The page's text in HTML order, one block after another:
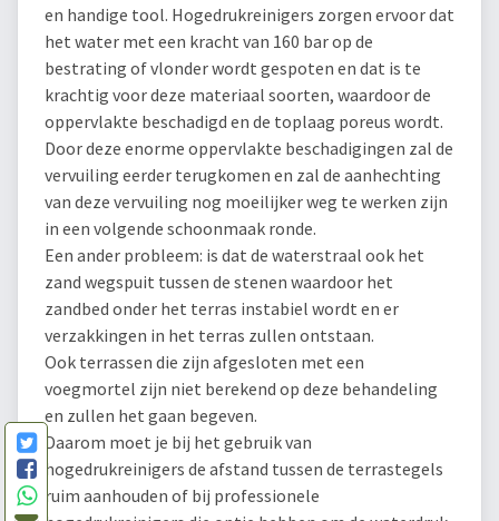
en handige tool. Hogedrukreinigers zorgen ervoor dat
het water met een kracht van 160 bar op de
bestrating of vlonder wordt gespoten en dat is te
krachtig voor deze materiaal soorten, waardoor de
oppervlakte beschadigd en de toplaag poreus wordt.
Door deze enorme oppervlakte beschadigingen zal de
vervuiling eerder terugkomen en zal de aanhechting
van deze vervuiling nog moeilijker weg te werken zijn
in een volgende schoonmaak ronde.
Een ander probleem: is dat de waterstraal ook het
zand wegspuit tussen de stenen waardoor het
zandbed onder het terras instabiel wordt en er
verzakkingen in het terras zullen ontstaan.
Ook terrassen die zijn afgesloten met een
voegmortel zijn niet berekend op deze behandeling
en zullen het gaan begeven.
Daarom moet je bij het gebruik van
hogedrukreinigers de afstand tussen de terrastegels
ruim aanhouden of bij professionele